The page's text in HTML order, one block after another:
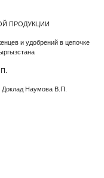
ПРОДУКЦИИ
и удобрений в цепочке
Доклад Наумова В.П.